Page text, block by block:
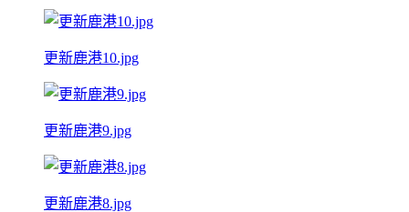
更新鹿港10.jpg
更新鹿港9.jpg
更新鹿港8.jpg